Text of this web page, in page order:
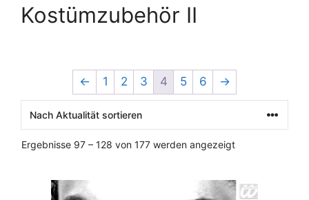
Kostümzubehör II
← 1 2 3 4 5 6 →
Ergebnisse 97 – 128 von 177 werden angezeigtNach